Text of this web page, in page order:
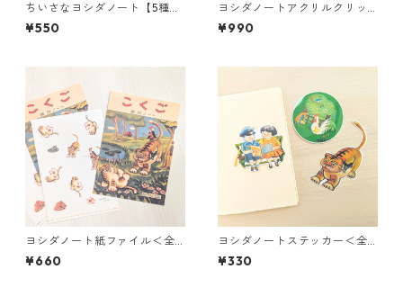
ちいさなヨシダノート【5種＋
シークレットランダム商品】
¥550
ヨシダノートアクリルクリッ
プ＜全2種＞
¥990
ヨシダノート紙ファイル＜全2
種＞
¥660
ヨシダノートステッカー＜全3
種＞
¥330